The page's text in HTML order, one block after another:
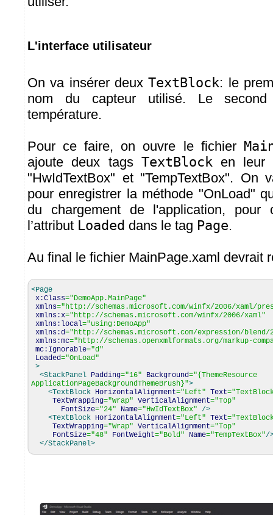
L'interface utilisateur
On va insérer deuxTextBlock: le
nom du capteur utilisé. Le
température.
Pour ce faire, on ouvre le fichier
ajoute deux tags TextBlocken leur
"HwIdTextBox" et "TempTextBox". On
pour enregistrer la méthode "OnLoad"
du chargement de l'application,
l’attribut Loaded dans le tag Page.
Au final le fichier MainPage.xaml devrait
<Page
x:Class="DemoApp.MainPage"
xmlns="http://schemas.microsoft.com/winfx/2006/xaml/
xmlns:x="http://schemas.microsoft.com/winfx/2006/xaml"
xmlns:local="using:DemoApp"
xmlns:d="http://schemas.microsoft.com/expression/blend/
xmlns:mc="http://schemas.openxmlformats.org/markup-
mc:Ignorable="d"
Loaded="OnLoad"
>
<StackPanel Padding="16" Background="{ThemeResource
ApplicationPageBackgroundThemeBrush}">
<TextBlock HorizontalAlignment="Left" Text=
TextWrapping="Wrap" VerticalAlignment="Top"
FontSize="24" Name="HwIdTextBox" />
<TextBlock HorizontalAlignment="Left" Text=
TextWrapping="Wrap" VerticalAlignment="Top"
FontSize="48" FontWeight="Bold" Name="TempTextBox"/
</StackPanel>